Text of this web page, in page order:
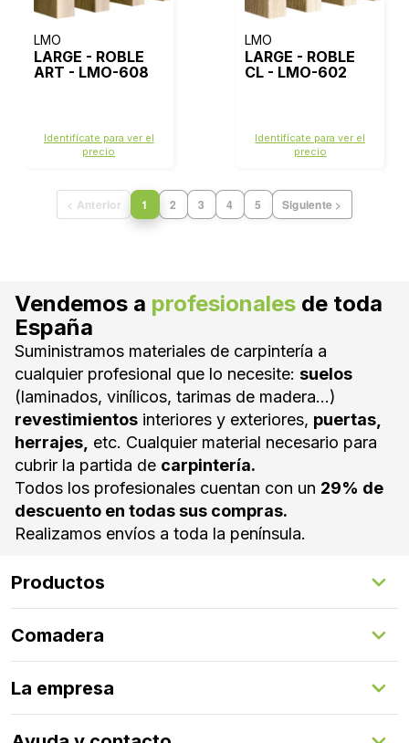
LMO
LARGE - ROBLE
ART - LMO-608
Identifícate para ver el
precio
LMO
LARGE - ROBLE
CL - LMO-602
Identifícate para ver el
precio
< Anterior 1 2 3 4 5 Siguiente >
Vendemos a profesionales de toda
España
Suministramos materiales de carpintería a
cualquier profesional que lo necesite: suelos
(laminados, vinílicos, tarimas de madera...)
revestimientos interiores y exteriores, puertas,
herrajes, etc. Cualquier material necesario para
cubrir la partida de carpintería.
Todos los profesionales cuentan con un 29% de
descuento en todas sus compras.
Realizamos envíos a toda la península.
Productos
Suelos Exteriores
Revestimientos Exteriores
Revestimientos Interiores
Puertas
Herrajes
Comadera
Gestión de servicios
Comadera Connect™
La empresa